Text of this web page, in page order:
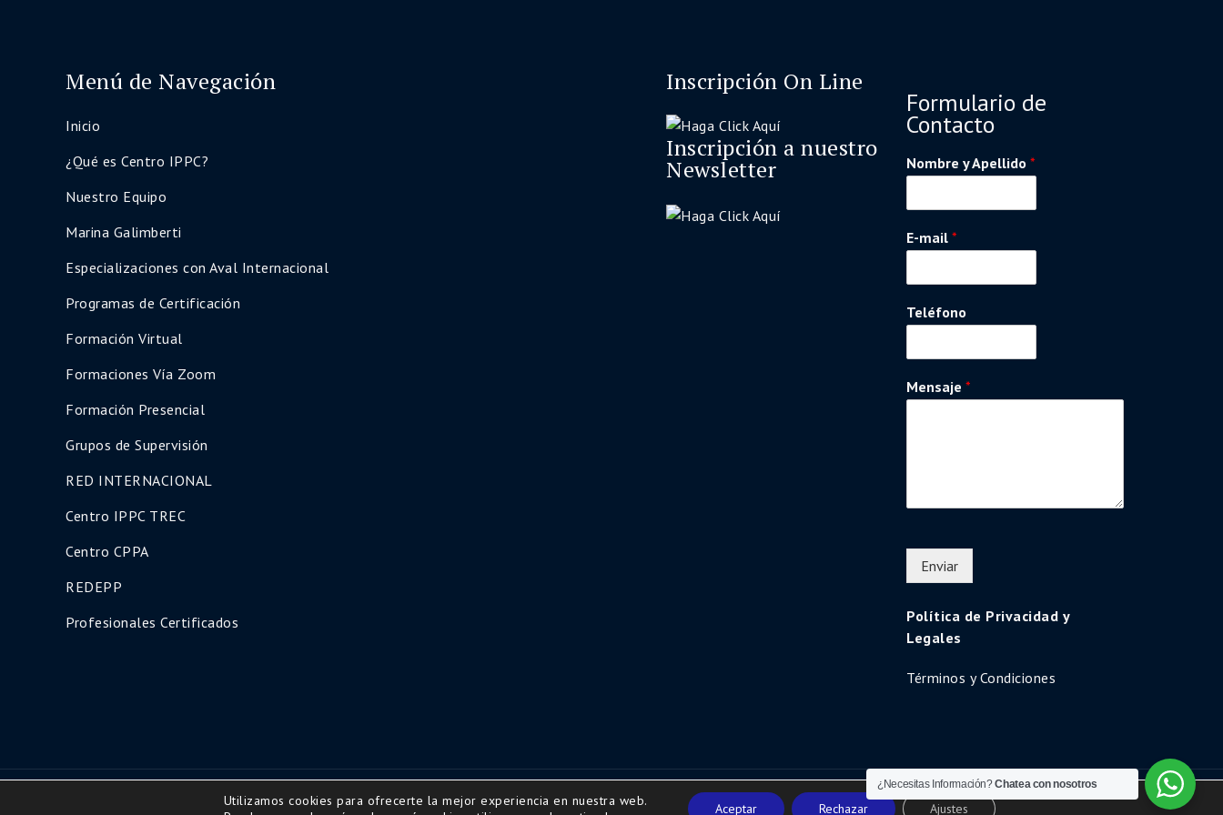
Menú de Navegación
Inicio
¿Qué es Centro IPPC?
Nuestro Equipo
Marina Galimberti
Especializaciones con Aval Internacional
Programas de Certificación
Formación Virtual
Formaciones Vía Zoom
Formación Presencial
Grupos de Supervisión
RED INTERNACIONAL
Centro IPPC TREC
Centro CPPA
REDEPP
Profesionales Certificados
Inscripción On Line
Inscripción a nuestro
Newsletter
Formulario de
Contacto
Nombre y Apellido *
E-mail *
Teléfono
Mensaje *
Enviar
Política de Privacidad y
Legales
Términos y Condiciones
Copyright © 2016 | All Rights Reserved-Diseño www.secretariaweb.com Uni Education byShark Themes
Utilizamos cookies para ofrecerte la mejor experiencia en nuestra web.
Aceptar Rechazar Ajustes
¿Necesitas Información?Chatea con nosotros